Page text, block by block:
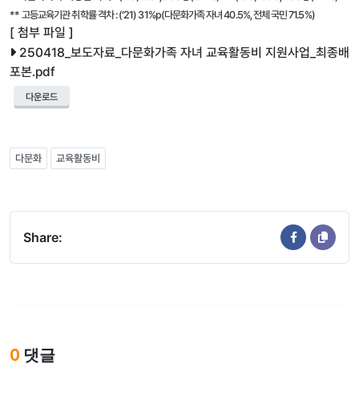
** 고등교육기관 취학률 격차 : (’21) 31%p(다문화가족 자녀 40.5%, 전체 국민 71.5%)
[ 첨부 파일 ]
250418_보도자료_다문화가족 자녀 교육활동비 지원사업_최종배
포본.pdf
다운로드
다문화 교육활동비
Share:
0댓글